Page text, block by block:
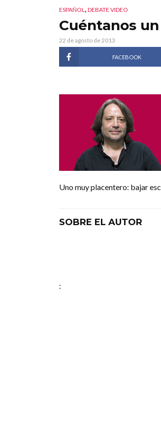
ESPAÑOL, DEBATE VIDEO
Cuéntanos
22 de agosto de 2013
FACEBOOK
Uno muy placentero: bajar
SOBRE EL AUTOR
: